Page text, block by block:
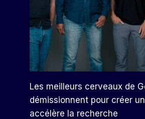
Les meilleurs cerveaux de
démissionnent pour créer
accélère la recherche